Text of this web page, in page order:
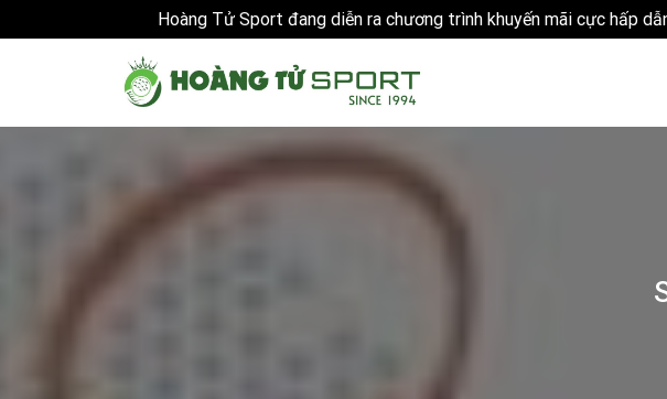
Hoàng Tử Sport đang diễn ra chương trình khuyến mãi cực hấp